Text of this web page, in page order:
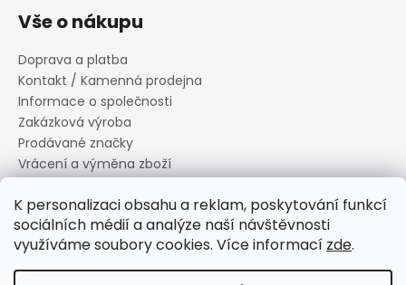
K personalizaci obsahu a reklam, poskytování funkcí
sociálních médií a analýze naší návštěvnosti
využíváme soubory cookies. Více informací zde.
Vše o nákupu
Doprava a platba
Kontakt / Kamenná prodejna
Informace o společnosti
Zakázková výroba
Prodávané značky
Vrácení a výměna zboží
Informace o souborech cookies
Reklamační řád
Obchodní podmínky